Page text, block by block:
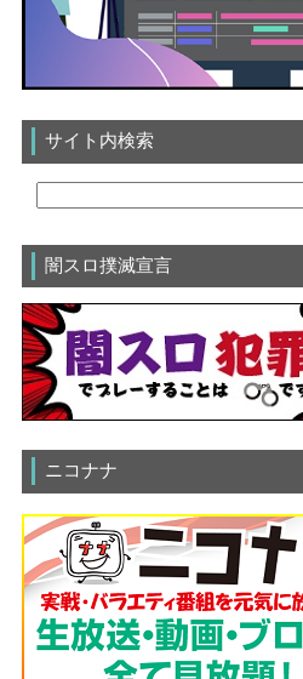
サイト内検索
闇スロ撲滅宣言
ニコナナ